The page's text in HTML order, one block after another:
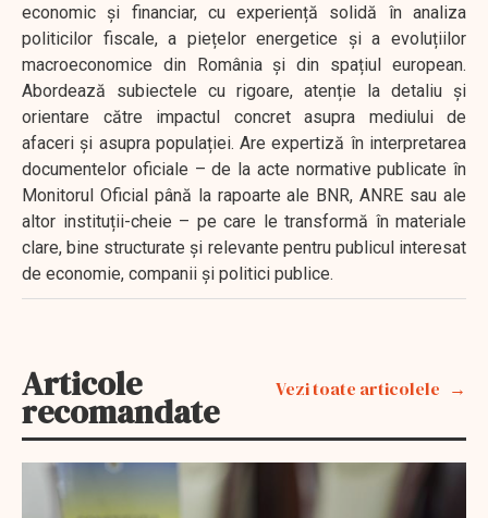
economic și financiar, cu experiență solidă în analiza
politicilor fiscale, a piețelor energetice și a evoluțiilor
macroeconomice din România și din spațiul european.
Abordează subiectele cu rigoare, atenție la detaliu și
orientare către impactul concret asupra mediului de
afaceri și asupra populației. Are expertiză în interpretarea
documentelor oficiale – de la acte normative publicate în
Monitorul Oficial până la rapoarte ale BNR, ANRE sau ale
altor instituții-cheie – pe care le transformă în materiale
clare, bine structurate și relevante pentru publicul interesat
de economie, companii și politici publice.
Articole
recomandate
Vezi toate articolele